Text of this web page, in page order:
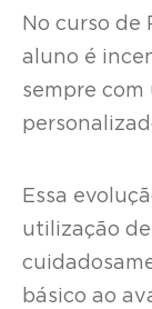
No curso de
aluno é
sempre
Essa
utilização
básico ao